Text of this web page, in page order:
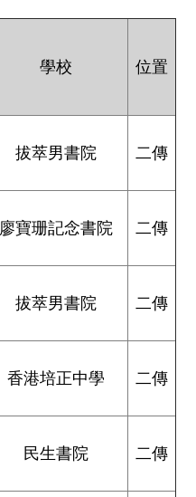
學校 位置
拔萃男書院 二傳
廖寶珊記念書院 二傳
拔萃男書院 二傳
香港培正中學 二傳
民生書院 二傳